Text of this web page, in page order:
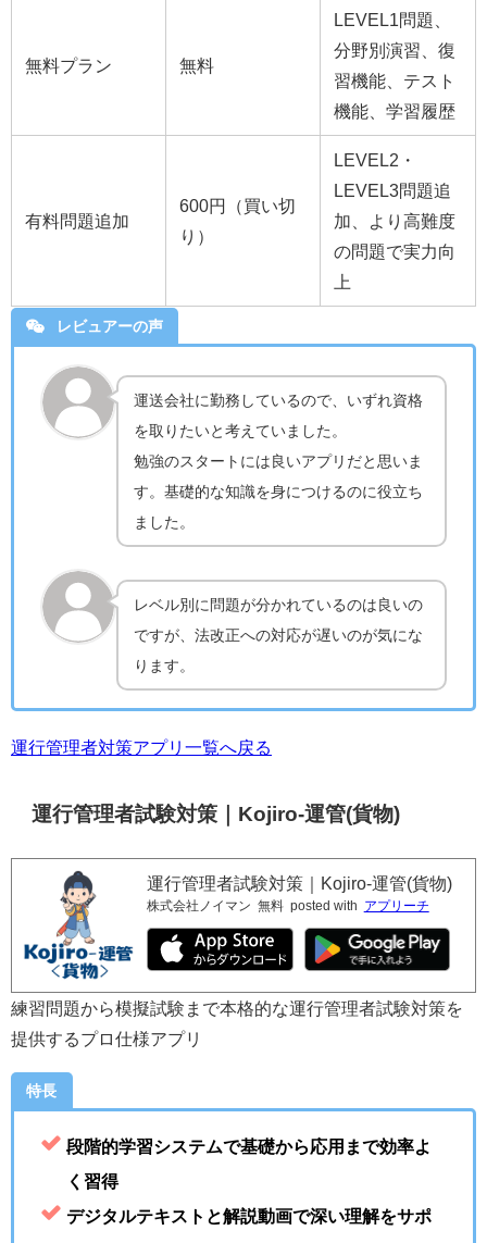
無料プラン 無料
LEVEL1問題、
分野別演習、復
習機能、テスト
機能、学習履歴
有料問題追加
600円（買い切
り）
LEVEL2・
LEVEL3問題追
加、より高難度
の問題で実力向
上
レビュアーの声
運送会社に勤務しているので、いずれ資格
を取りたいと考えていました。
勉強のスタートには良いアプリだと思いま
す。基礎的な知識を身につけるのに役立ち
ました。
レベル別に問題が分かれているのは良いの
ですが、法改正への対応が遅いのが気にな
ります。
運行管理者対策アプリ一覧へ戻る
運行管理者試験対策｜Kojiro-運管(貨物)
運行管理者試験対策｜Kojiro-運管(貨物)
株式会社ノイマン 無料 posted with アプリーチ
練習問題から模擬試験まで本格的な運行管理者試験対策を
提供するプロ仕様アプリ
特長
段階的学習システムで基礎から応用まで効率よ
く習得
デジタルテキストと解説動画で深い理解をサポ